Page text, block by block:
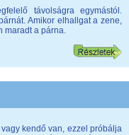
távolságra egymástól.
Amikor elhallgat a zene,
maradt a párna.
kendő van, ezzel próbálja